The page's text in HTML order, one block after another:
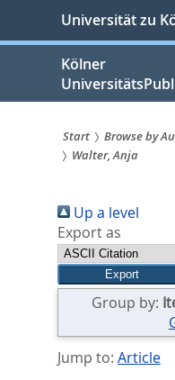
springen
Universität zu
Kölner
Sie
sind
hier:
Start Browse by
Walter, Anja
Up a level
Export as
Group by:
Jump to: Article